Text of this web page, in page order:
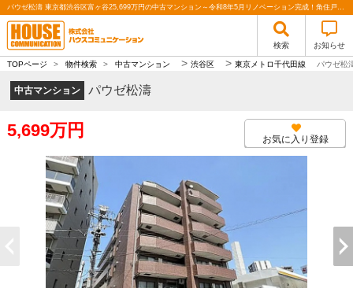
パウゼ松濤 東京都渋谷区富ヶ谷25,699万円の中古マンション～令和8年5月リノベーション完成！角住戸・オートロック付き～｜株式会社ハウスコミュニケーション
検索 お知らせ
TOPページ > 物件検索 > 中古マンション > 渋谷区 > 東京メトロ千代田線 パウゼ松
中古マンション パウゼ松濤
5,699万円 お気に入り登録